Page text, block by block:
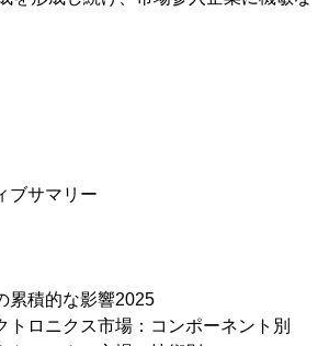
ブサマリー
累積的な影響2025
トロニクス市場：コンポーネント別